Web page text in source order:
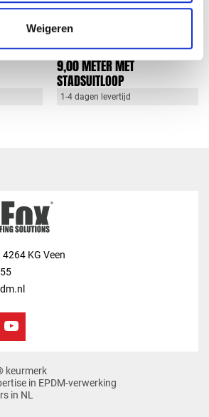
Weigeren
3,05 X
EPDM COMPLEET PAKKET
BODEMLIJM AFMETING 3,05 X
9,00 METER MET
STADSUITLOOP
1-4 dagen levertijd
KG Veen
keurmerk
in EPDM-verwerking
in NL